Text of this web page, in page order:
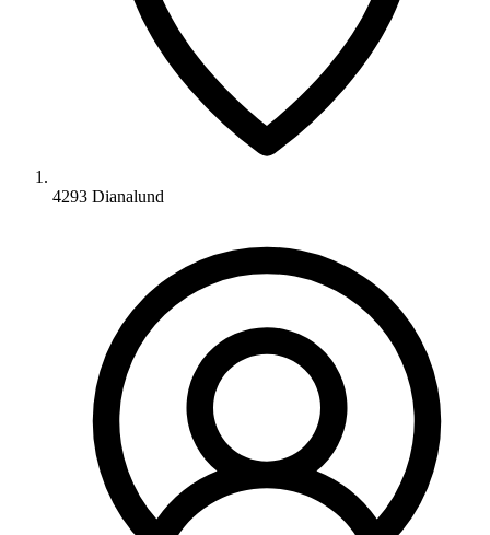
4293 Dianalund